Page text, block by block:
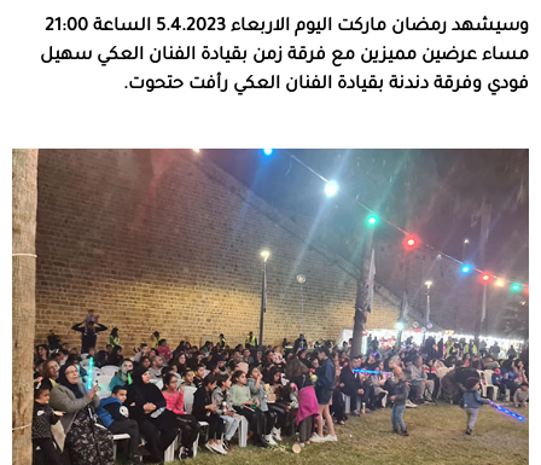
وسيشهد رمضان ماركت اليوم الاربعاء 5.4.2023 الساعة 21:00
مساء عرضين مميزين مع فرقة زمن بقيادة الفنان العكي سهيل
فودي وفرقة دندنة بقيادة الفنان العكي رأفت حتحوت.